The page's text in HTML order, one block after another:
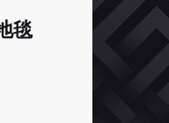
毯